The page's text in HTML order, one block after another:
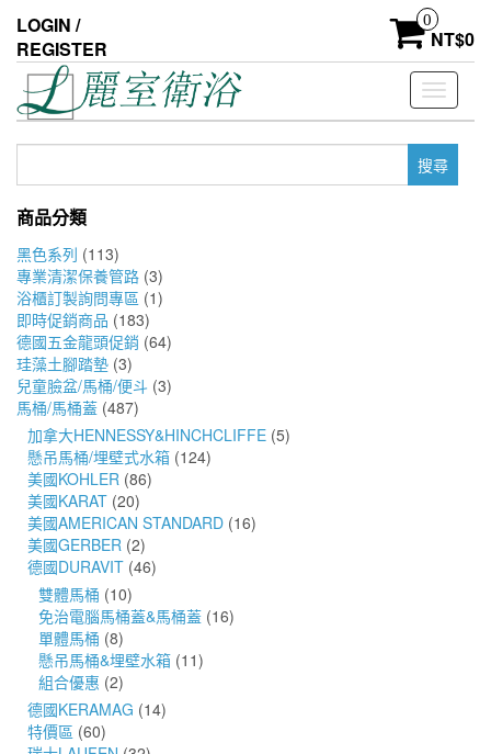
the
content
LOGIN /
REGISTER
0
NT$0
Toggle
鍵
商品分類
黑色系列 (113)
專業清潔保養管路 (3)
浴櫃訂製詢問專區 (1)
即時促銷商品 (183)
德國五金龍頭促銷 (64)
珪藻土腳踏墊 (3)
兒童臉盆/馬桶/便斗 (3)
馬桶/馬桶蓋 (487)
加拿大HENNESSY&HINCHCLIFFE (5)
懸吊馬桶/埋壁式水箱 (124)
美國KOHLER (86)
美國KARAT (20)
美國AMERICAN STANDARD (16)
美國GERBER (2)
德國DURAVIT (46)
雙體馬桶 (10)
免治電腦馬桶蓋&馬桶蓋 (16)
單體馬桶 (8)
懸吊馬桶&埋壁水箱 (11)
組合優惠 (2)
德國KERAMAG (14)
特價區 (60)